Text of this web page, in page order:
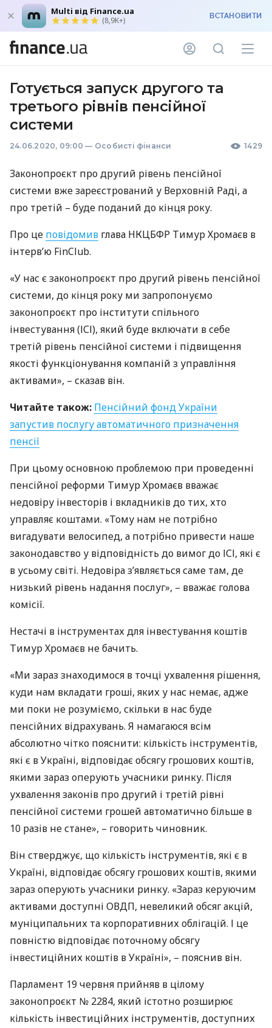
Multi від Finance.ua
(8,9K+) ВСТАНОВИТИ
Готується запуск другого та
третього рівнів пенсійної
системи
24.06.2020, 09:00 — Особисті фінанси 1429
Законопроєкт про другий рівень пенсійної
системи вже зареєстрований у Верховній Раді, а
про третій – буде поданий до кінця року.
Про це повідомив глава НКЦБФР Тимур Хромаєв в
інтерв’ю FinClub.
«У нас є законопроєкт про другий рівень пенсійної
системи, до кінця року ми запропонуємо
законопроєкт про інститути спільного
інвестування (ІСІ), який буде включати в себе
третій рівень пенсійної системи і підвищення
якості функціонування компаній з управління
активами», – сказав він.
Читайте також: Пенсійний фонд України
запустив послугу автоматичного призначення
пенсії
При цьому основною проблемою при проведенні
пенсійної реформи Тимур Хромаєв вважає
недовіру інвесторів і вкладників до тих, хто
управляє коштами. «Тому нам не потрібно
вигадувати велосипед, а потрібно привести наше
законодавство у відповідність до вимог до ІСІ, які є
в усьому світі. Недовіра з’являється саме там, де
низький рівень надання послуг», – вважає голова
комісії.
Нестачі в інструментах для інвестування коштів
Тимур Хромаєв не бачить.
«Ми зараз знаходимося в точці ухвалення рішення,
куди нам вкладати гроші, яких у нас немає, адже
ми поки не розуміємо, скільки в нас буде
пенсійних відрахувань. Я намагаюся всім
абсолютно чітко пояснити: кількість інструментів,
які є в Україні, відповідає обсягу грошових коштів,
якими зараз оперують учасники ринку. Після
ухвалення законів про другий і третій рівні
пенсійної системи грошей автоматично більше в
10 разів не стане», – говорить чиновник.
Він стверджує, що кількість інструментів, які є в
Україні, відповідає обсягу грошових коштів, якими
зараз оперують учасники ринку. «Зараз керуючим
активами доступні ОВДП, невеликий обсяг акцій,
муніципальних та корпоративних облігацій. І це
повністю відповідає поточному обсягу
інвестиційних коштів в Україні», – пояснив він.
Парламент 19 червня прийняв в цілому
законопроєкт № 2284, який істотно розширює
кількість інвестиційних інструментів, доступних